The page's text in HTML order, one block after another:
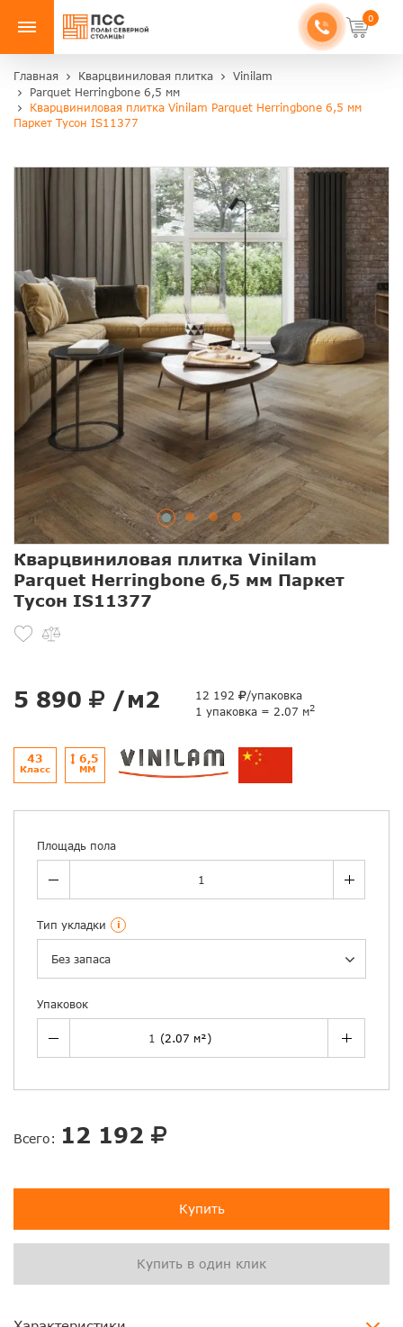
0
Главная Кварцвиниловая плитка
Vinilam
Parquet Herringbone 6,5 мм
Кварцвиниловая плитка Vinilam Parquet Herringbone 6,5 мм
Паркет Тусон IS11377
Кварцвиниловая плитка Vinilam
Parquet Herringbone 6,5 мм Паркет
Тусон IS11377
5 890 /м2 12 192
/упаковка
1 упаковка = 2.07 м2
43
Класс
6,5
ММ
Площадь пола
Тип укладки i
Без запаса
Упаковок
Всего: 12 192
Купить
Купить в один клик